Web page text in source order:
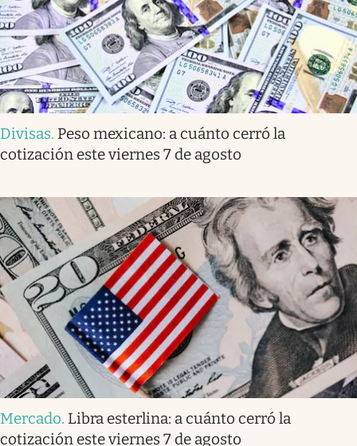
Divisas. Peso mexicano: a cuánto cerró la
cotización este viernes 7 de agosto
Mercado. Libra esterlina: a cuánto cerró la
cotización este viernes 7 de agosto